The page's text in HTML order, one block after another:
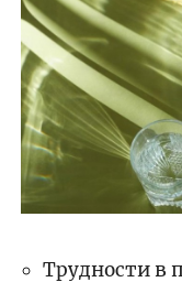
Трудности в